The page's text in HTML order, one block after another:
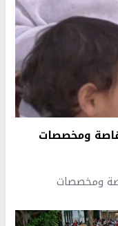
ومخصصات
ومخصصات